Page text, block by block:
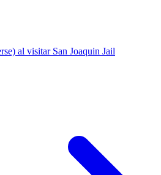
al visitar San Joaquin Jail